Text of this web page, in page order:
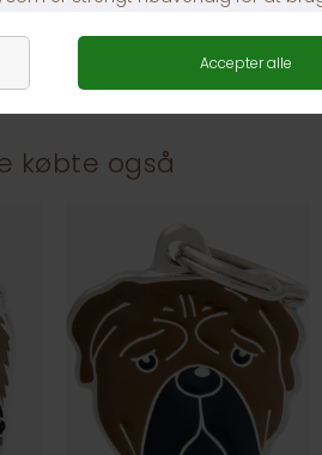
købte også